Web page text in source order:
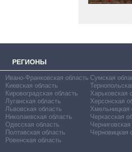
РЕГИОНЫ
Ивано-Франковская область
Киевская область
Кировоградская область
Луганская область
Львовская область
Николаевская область
Одесская область
Полтавская область
Ровенская область
Сумская
Харьковская
Херсонская
Хмельницкая
Черкасская
Черновицкая